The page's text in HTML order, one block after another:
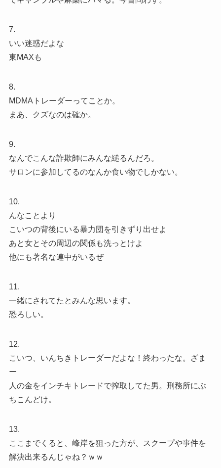
7.
いい迷惑だよな
東MAXも
8.
MDMAトレーダーってことか。
まあ、クズなのは確か。
9.
なんでこんな詐欺師にみんな縋るんだろ。
サロンに参加してるのなんか食い物でしかない。
10.
んなことより
こいつの背後にいる暴力団を引きずり出せよ
あと女とその周辺の関係も洗っとけよ
他にも著名な連中がいるぜ
11.
一緒にされてたとみんな思います。
恐ろしい。
12.
こいつ、いんちきトレーダーだよな！終わったな。ざま
ー
人の金をインチキトレードで搾取してた男。刑務所にぶ
ちこんどけ。
13.
ここまでくると、峰岸を狙った方が、スクープや事件を
解決出来るんじゃね？ｗｗ